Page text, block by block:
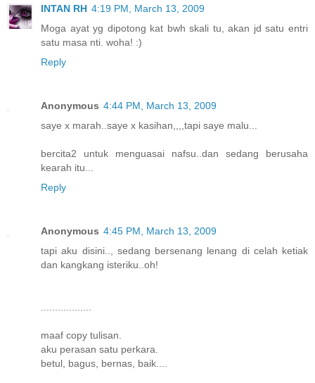
INTAN RH 4:19 PM, March 13, 2009
Moga ayat yg dipotong kat bwh skali tu, akan jd satu entri
satu masa nti. woha! :)
Reply
Anonymous 4:44 PM, March 13, 2009
saye x marah..saye x kasihan,,,,tapi saye malu...
bercita2 untuk menguasai nafsu..dan sedang berusaha
kearah itu...
Reply
Anonymous 4:45 PM, March 13, 2009
tapi aku disini.., sedang bersenang lenang di celah ketiak
dan kangkang isteriku..oh!
maaf copy tulisan.
aku perasan satu perkara.
betul, bagus, bernas, baik....